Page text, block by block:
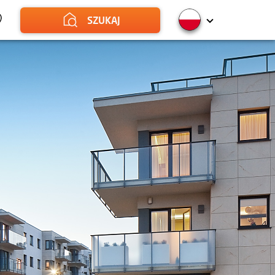
SZUKAJ